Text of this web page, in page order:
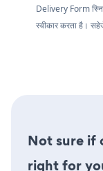
Delivery Form
स्वीकार करता है।
Not sure if
right for